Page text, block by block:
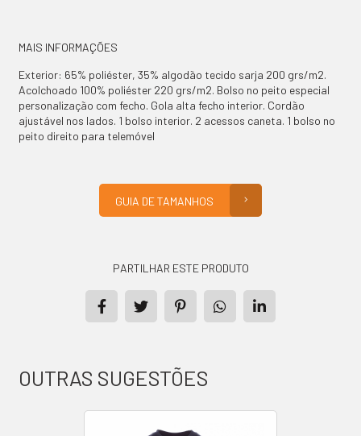
PRODUTOS
MAIS INFORMAÇÕES
Exterior: 65% poliéster, 35% algodão tecido sarja 200 grs/m2.
Acolchoado 100% poliéster 220 grs/m2. Bolso no peito especial
personalização com fecho. Gola alta fecho interior. Cordão
ajustável nos lados. 1 bolso interior. 2 acessos caneta. 1 bolso no
peito direito para telemóvel
GUIA DE TAMANHOS
PARTILHAR ESTE PRODUTO
OUTRAS SUGESTÕES